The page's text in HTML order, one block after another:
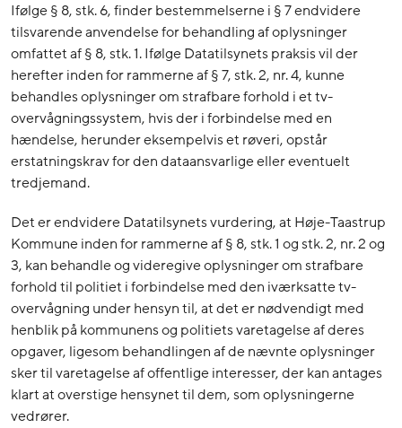
Ifølge § 8, stk. 6, finder bestemmelserne i § 7 endvidere
tilsvarende anvendelse for behandling af oplysninger
omfattet af § 8, stk. 1. Ifølge Datatilsynets praksis vil der
herefter inden for rammerne af § 7, stk. 2, nr. 4, kunne
behandles oplysninger om strafbare forhold i et tv-
overvågningssystem, hvis der i forbindelse med en
hændelse, herunder eksempelvis et røveri, opstår
erstatningskrav for den dataansvarlige eller eventuelt
tredjemand.
Det er endvidere Datatilsynets vurdering, at Høje-Taastrup
Kommune inden for rammerne af § 8, stk. 1 og stk. 2, nr. 2 og
3, kan behandle og videregive oplysninger om strafbare
forhold til politiet i forbindelse med den iværksatte tv-
overvågning under hensyn til, at det er nødvendigt med
henblik på kommunens og politiets varetagelse af deres
opgaver, ligesom behandlingen af de nævnte oplysninger
sker til varetagelse af offentlige interesser, der kan antages
klart at overstige hensynet til dem, som oplysningerne
vedrører.